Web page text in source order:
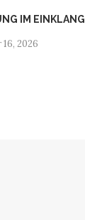
IM EINKLANG
16, 2026